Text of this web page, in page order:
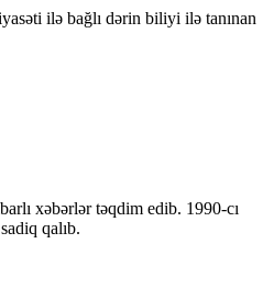
ilə bağlı dərin biliyi ilə tanınan
xəbərlər təqdim edib. 1990-cı
qalıb.